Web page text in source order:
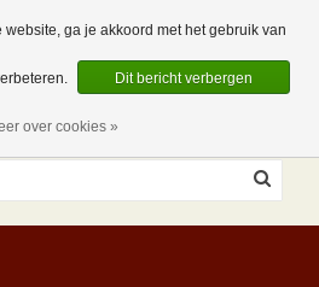
0 Artikelen
ga je akkoord met het gebruik van
Dit bericht verbergen
over cookies »